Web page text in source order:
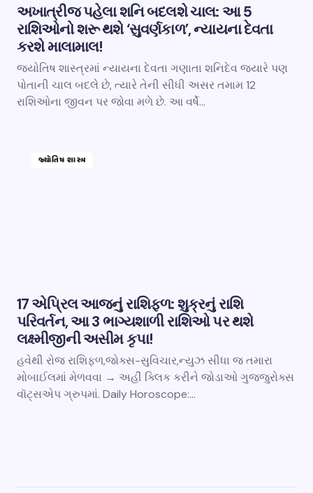
અખાત્રીજ પહેલા શનિ બદલશે ચાલ: આ 5
રાશિઓનો શરૂ થશે ‘સુવર્ણકાળ’, ન્યાયના દેવતા
કરશે માલામાલ!
જ્યોતિષ શાસ્ત્રમાં ન્યાયના દેવતા ગણાતા શનિદેવ જ્યારે પણ
પોતાની ચાલ બદલે છે, ત્યારે તેની સીધી અસર તમામ 12
રાશિઓના જીવન પર જોવા મળે છે. આ વર્ષે…
જ્યોતિષ શાસ્ત્ર
17 એપ્રિલ આજનું રાશિફળ: શુક્રનું રાશિ
પરિવર્તન, આ 3 ભાગ્યશાળી રાશિઓ પર થશે
લક્ષ્મીજીની અસીમ કૃપા!
હવેથી રોજ રાશિફળ,જોક્સ-સુવિચાર,ન્યુઝ સીધા જ તમારા
મોબાઈલમાં મેળવવા → અહીં ક્લિક કરીને જોડાઓ ગુજ્જુરોક્સ
વૉટ્સએપ ગ્રુપમાં. Daily Horoscope:…